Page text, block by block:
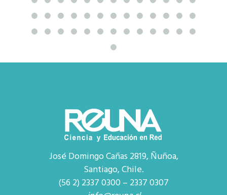
José Domingo Cañas 2819, Ñuñoa,
Santiago, Chile.
(56 2) 2337 0300 – 2337 0307